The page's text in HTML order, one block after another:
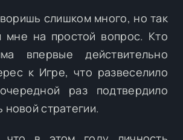
слишком много, но так
мне на простой вопрос. Кто
впервые действительно
к Игре, что развеселило
раз подтвердило
новой стратегии.